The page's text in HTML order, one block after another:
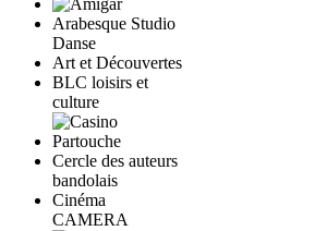
Arabesque Studio
Danse
Art et Découvertes
BLC loisirs et
culture
Cercle des auteurs
bandolais
Cinéma
CAMERA